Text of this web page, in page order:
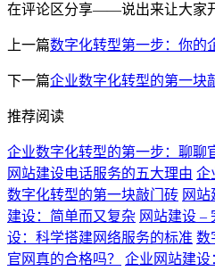
在评论区分享——说出来让大家
上一篇数字化转型第一步：你的
下一篇企业数字化转型的第一块
推荐阅读
企业数字化转型的第一步：聊聊
网站建设电话服务的五大理由 企
数字化转型的第一块敲门砖 网
建设：简单而又复杂 网站建设 –
设：科学搭建网络服务的标准 数
官网真的合格吗？
企业网站建设